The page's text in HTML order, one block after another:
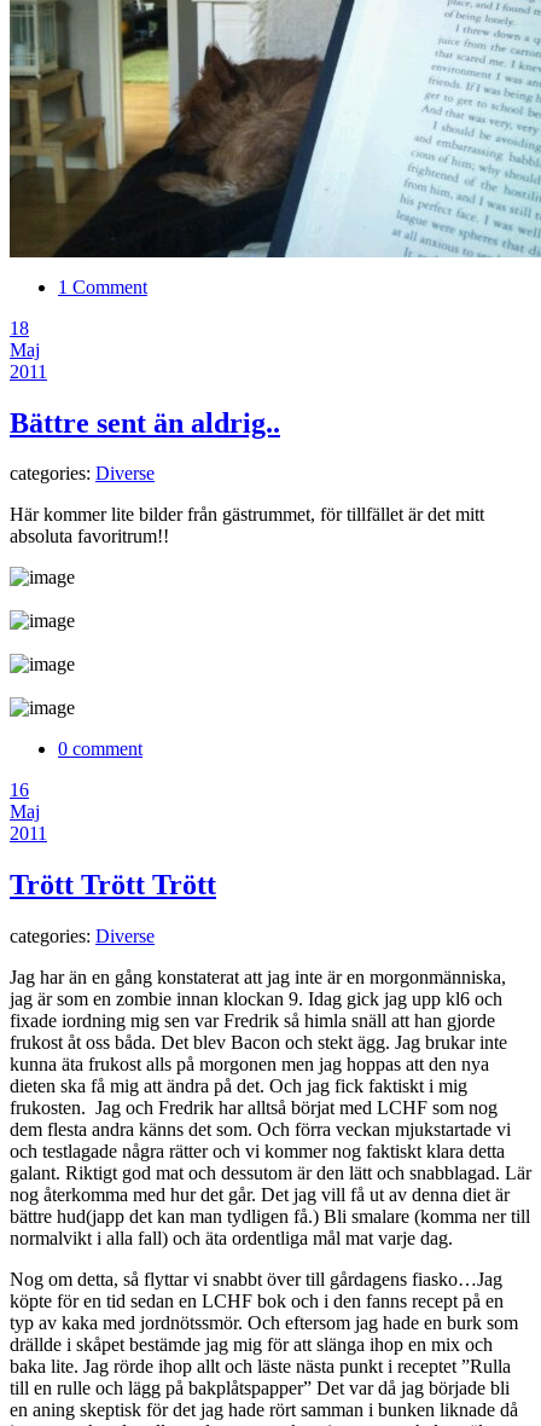
1 Comment
18
Maj
2011
Bättre sent än aldrig..
categories: Diverse
Här kommer lite bilder från gästrummet, för tillfället är det mitt
absoluta favoritrum!!
0 comment
16
Maj
2011
Trött Trött Trött
categories: Diverse
Jag har än en gång konstaterat att jag inte är en morgonmänniska,
jag är som en zombie innan klockan 9. Idag gick jag upp kl6 och
fixade iordning mig sen var Fredrik så himla snäll att han gjorde
frukost åt oss båda. Det blev Bacon och stekt ägg. Jag brukar inte
kunna äta frukost alls på morgonen men jag hoppas att den nya
dieten ska få mig att ändra på det. Och jag fick faktiskt i mig
frukosten. Jag och Fredrik har alltså börjat med LCHF som nog
dem flesta andra känns det som. Och förra veckan mjukstartade vi
och testlagade några rätter och vi kommer nog faktiskt klara detta
galant. Riktigt god mat och dessutom är den lätt och snabblagad. Lär
nog återkomma med hur det går. Det jag vill få ut av denna diet är
bättre hud(japp det kan man tydligen få.) Bli smalare (komma ner till
normalvikt i alla fall) och äta ordentliga mål mat varje dag.
Nog om detta, så flyttar vi snabbt över till gårdagens fiasko…Jag
köpte för en tid sedan en LCHF bok och i den fanns recept på en
typ av kaka med jordnötssmör. Och eftersom jag hade en burk som
drällde i skåpet bestämde jag mig för att slänga ihop en mix och
baka lite. Jag rörde ihop allt och läste nästa punkt i receptet ”Rulla
till en rulle och lägg på bakplåtspapper” Det var då jag började bli
en aning skeptisk för det jag hade rört samman i bunken liknade då